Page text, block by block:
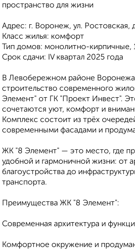
пространство для жизни
Адрес: г. Воронеж, ул. Ростовская,
Класс жилья: комфорт
Тип домов: монолитно-кирпичные,
Срок сдачи: IV квартал 2025 года
В Левобережном районе
строительство современного
Элемент" от ГК "Проект Инвест".
сочетаются уют, комфорт и
Комплекс состоит из трёх
современными фасадами и
ЖК "8 Элемент" — это место, где
удобной и гармоничной жизни: от
благоустройства до
транспорта.
Преимущества ЖК "8 Элемент":
Современная архитектура и
Комфортное окружение и